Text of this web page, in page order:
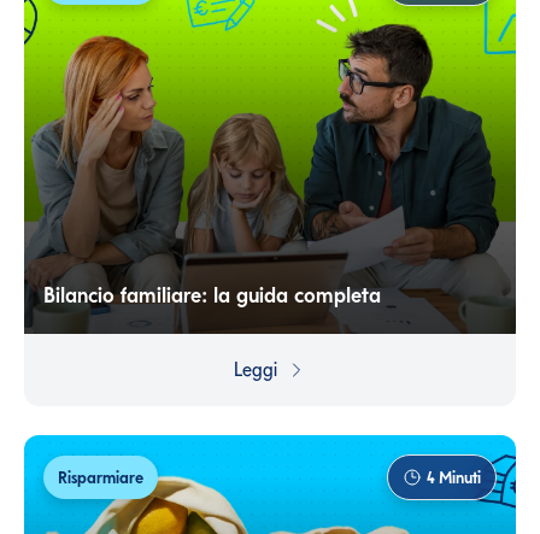
Bilancio familiare: la guida completa
Spese, entrate, imprevisti e risparmi. Il bilancio familiare è
denaro… e come farlo durare di più.
Leggi
Risparmiare 4Minuti